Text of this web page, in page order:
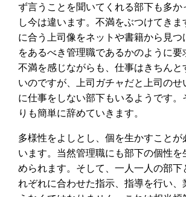
ず言うことを聞いてくれる部下も多か
し今は違います。不満をぶつけてきま
に合う上司像をネットや書籍から見
をあるべき管理職であるかのように要
不満を感じながらも、仕事はきちんと
いのですが、上司ガチャだと上司のせ
に仕事をしない部下もいるようです。
りも簡単に辞めていきます。
多様性をよしとし、個を生かすことが
います。当然管理職にも部下の個性
められます。そして、一人一人の部下
れぞれに合わせた指示、指導を行い、